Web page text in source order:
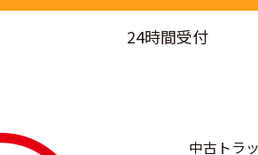
24時間受付
中古トラ